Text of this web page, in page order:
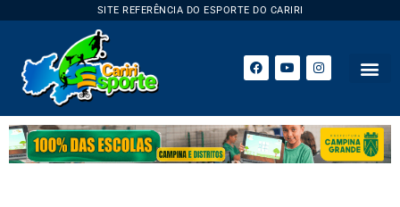
SITE REFERÊNCIA DO ESPORTE DO CARIRI